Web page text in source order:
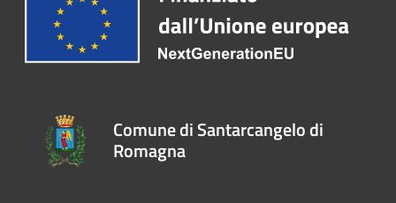
Comune di Santarcangelo di
Romagna